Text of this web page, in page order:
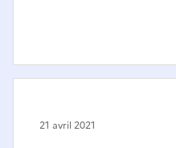
21 avril 2021